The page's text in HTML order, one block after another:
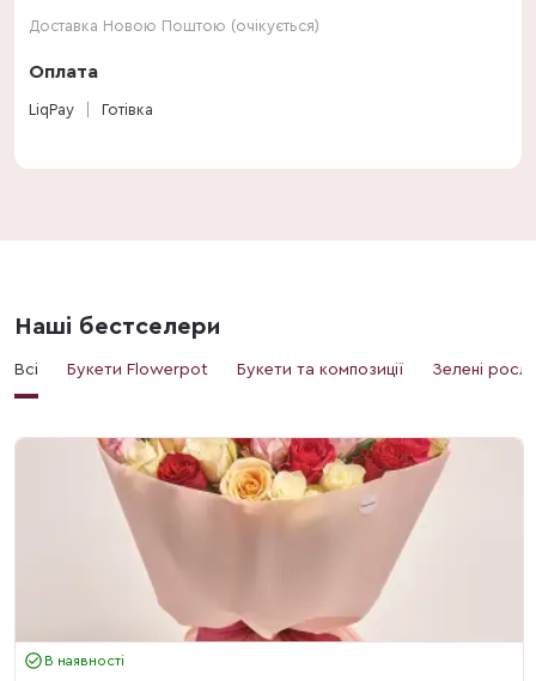
Доставка Новою Поштою (очікується)
Оплата
LiqPay Готівка
Наші бестселери
Всі Букети Flowerpot Букети та композиції Зелені
В наявності